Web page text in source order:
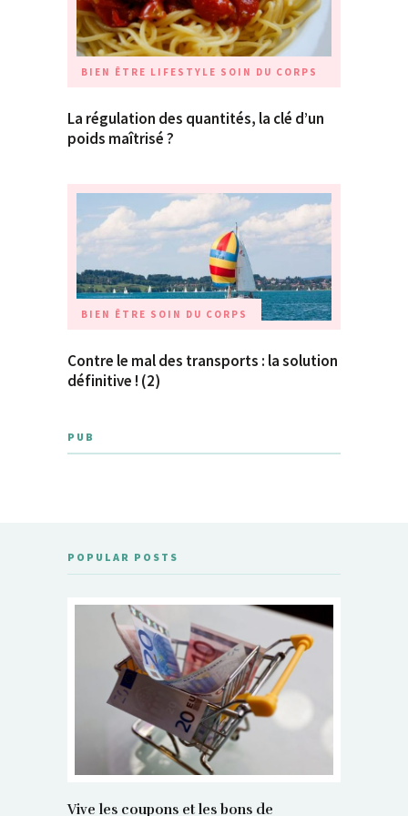
BIEN ÊTRE LIFESTYLE SOIN DU CORPS
La régulation des quantités, la clé d’un
poids maîtrisé ?
BIEN ÊTRE SOIN DU CORPS
Contre le mal des transports : la solution
définitive ! (2)
PUB
POPULAR POSTS
Vive les coupons et les bons de